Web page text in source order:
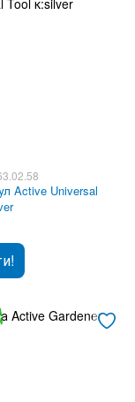
Active Universal